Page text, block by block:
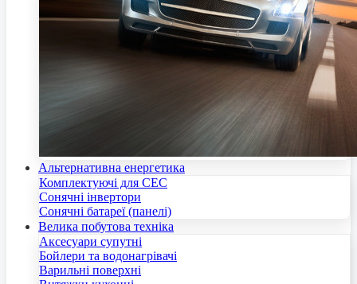
Альтернативна енергетика
Комплектуючі для СЕС
Сонячні інвертори
Сонячні батареї (панелі)
Велика побутова техніка
Аксесуари супутні
Бойлери та водонагрівачі
Варильні поверхні